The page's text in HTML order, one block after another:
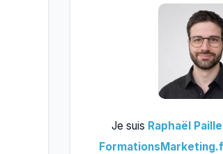
Je suis Raphaël